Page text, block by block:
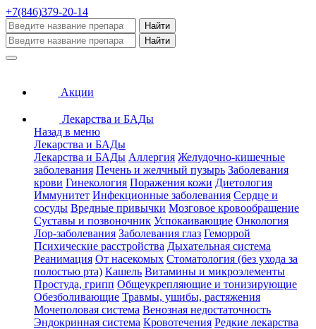
+7(846)379-20-14
Найти
Найти
Акции
Лекарства и БАДы
Назад в меню
Лекарства и БАДы
Лекарства и БАДы Аллергия Желудочно-кишечные
заболевания Печень и желчный пузырь Заболевания
крови Гинекология Поражения кожи Диетология
Иммунитет Инфекционные заболевания Сердце и
сосуды Вредные привычки Мозговое кровообращение
Суставы и позвоночник Успокаивающие Онкология
Лор-заболевания Заболевания глаз Геморрой
Психические расстройства Дыхательная система
Реанимация От насекомых Стоматология (без ухода за
полостью рта) Кашель Витамины и микроэлементы
Простуда, грипп Общеукрепляющие и тонизирующие
Обезболивающие Травмы, ушибы, растяжения
Мочеполовая система Венозная недостаточность
Эндокринная система Кровотечения Редкие лекарства